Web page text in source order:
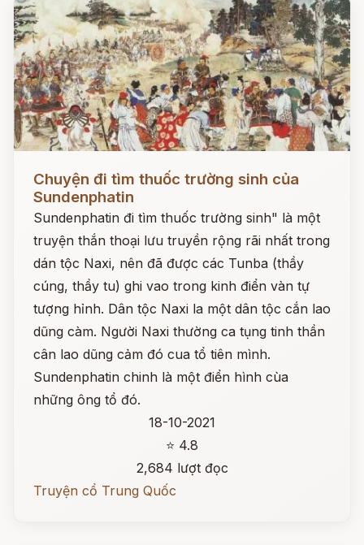
Chuyện đi tìm thuốc trường sinh của
Sundenphatin
Sundenphatin đi tìm thuốc trường sinh" là một
truyện thắn thoại lưu truyền rộng rãi nhất trong
dán tộc Naxi, nên đã được các Tunba (thầy
cúng, thầy tu) ghi vao trong kinh điển vàn tự
tượng hỉnh. Dân tộc Naxi la một dân tộc cắn lao
dũng càm. Người Naxi thường ca tụng tinh thần
cân lao dũng cảm đó cua tổ tiên mình.
Sundenphatin chinh là một điển hình cùa
những ông tổ đó.
18-10-2021
⭐ 4.8
2,684 lượt đọc
Truyện cổ Trung Quốc